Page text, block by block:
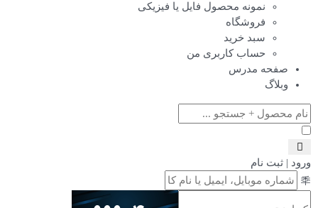
نمونه محصول فایل یا فیزیکی
فروشگاه
سبد خرید
حساب کاربری من
صفحه مدرس
وبلاگ
ورود | ثبت نام